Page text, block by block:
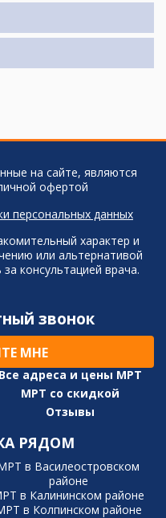
на сайте, являются
офертой
персональных данных
характер и
или альтернативой
консультацией врача.
звонок
МНЕ
Все адреса и цены МРТ
МРТ со скидкой
Отзывы
РЯДОМ
в Василеостровском
районе
в Калининском районе
в Колпинском районе